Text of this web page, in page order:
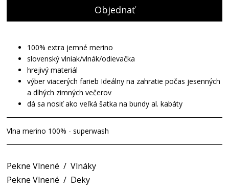
Objednať
100% extra jemné merino
slovenský vlniak/vlnák/odievačka
hrejivý materiál
výber viacerých farieb Ideálny na zahratie počas jesenných
a dlhých zimných večerov
dá sa nosiť ako veľká šatka na bundy al. kabáty
Vlna merino 100% - superwash
Pekne Vlnené /Vlnáky
Pekne Vlnené / Deky